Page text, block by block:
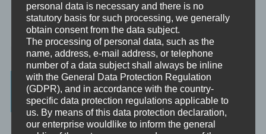
Beratung, Mentoring, Supervision und
Ausbildung
Beratung
personal data is necessary and there is no
statutory basis for such processing, we generally
obtain consent from the data subject.
The processing of personal data, such as the
name, address, e-mail address, or telephone
number of a data subject shall always be inline
with the General Data Protection Regulation
(GDPR), and in accordance with the country-
specific data protection regulations applicable to
us. By means of this data protection declaration,
our enterprise wouldlike to inform the general